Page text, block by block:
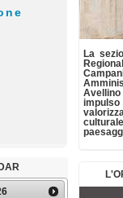
a Pasqua
La